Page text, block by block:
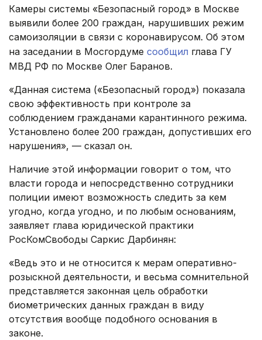
Камеры системы «Безопасный город» в Москве
выявили более 200 граждан, нарушивших режим
самоизоляции в связи с коронавирусом. Об этом
на заседании в Мосгордуме сообщил глава ГУ
МВД РФ по Москве Олег Баранов.
«Данная система («Безопасный город») показала
свою эффективность при контроле за
соблюдением гражданами карантинного режима.
Установлено более 200 граждан, допустивших его
нарушения», — сказал он.
Наличие этой информации говорит о том, что
власти города и непосредственно сотрудники
полиции имеют возможность следить за кем
угодно, когда угодно, и по любым основаниям,
заявляет глава юридической практики
РосКомСвободы Саркис Дарбинян:
«Ведь это и не относится к мерам оперативно-
розыскной деятельности, и весьма сомнительной
представляется законная цель обработки
биометрических данных граждан в виду
отсутствия вообще подобного основания в
законе.